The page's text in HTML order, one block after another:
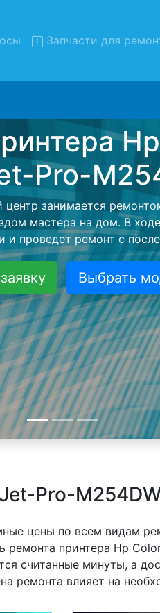
Запчасти для
Hp Color-
вывозом в
Pro-M254DW с
услуги,
ремонта.
при возвращении
Выбрать
Pro-
цены по всем видам
принтера Hp
считанные минуты, а
ремонта влияет на